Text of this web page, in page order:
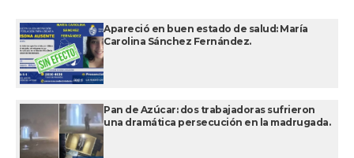
Apareció en buen estado de salud: María
Carolina Sánchez Fernández.
Pan de Azúcar: dos trabajadoras sufrieron
una dramática persecución en la madrugada.